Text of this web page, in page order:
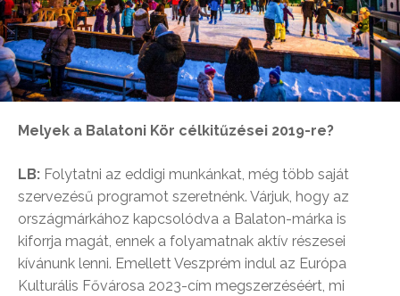
Melyek a Balatoni Kör célkitűzései 2019-re?
LB: Folytatni az eddigi munkánkat, még több saját
szervezésű programot szeretnénk. Várjuk, hogy az
országmárkához kapcsolódva a Balaton-márka is
kiforrja magát, ennek a folyamatnak aktív részesei
kívánunk lenni. Emellett Veszprém indul az Európa
Kulturális Fővárosa 2023-cím megszerzéséért, mi